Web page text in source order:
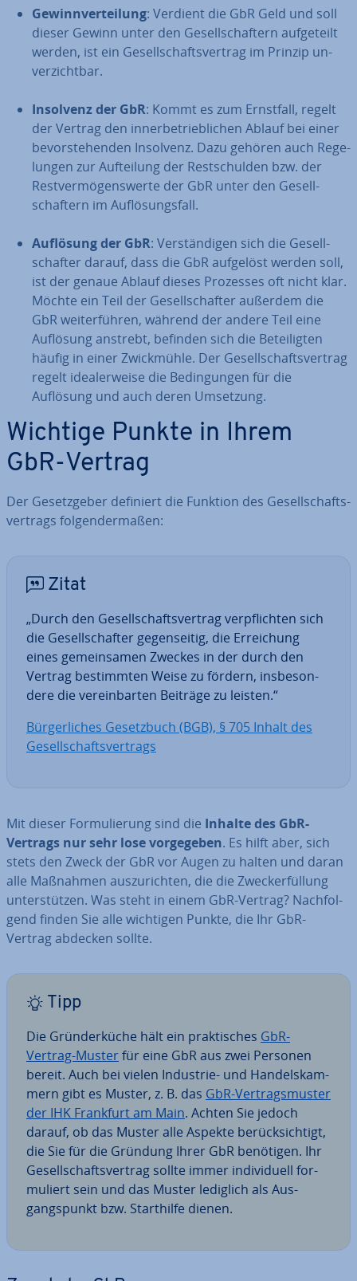
Ge­winn­ver­tei­lung: Verdient die GbR Geld und soll
dieser Gewinn unter den Ge­sell­schaf­tern auf­ge­teilt
werden, ist ein Ge­sell­schafts­ver­trag im Prinzip un­
ver­zicht­bar.
Insolvenz der GbR: Kommt es zum Ernstfall, regelt
der Vertrag den in­ner­be­trieb­li­chen Ablauf bei einer
be­vor­ste­hen­den Insolvenz. Dazu gehören auch Re­ge­
lun­gen zur Auf­tei­lung der Rest­schul­den bzw. der
Rest­ver­mö­gens­wer­te der GbR unter den Ge­sell­
schaf­tern im Auf­lö­sungs­fall.
Auflösung der GbR: Ver­stän­di­gen sich die Ge­sell­
schaf­ter darauf, dass die GbR aufgelöst werden soll,
ist der genaue Ablauf dieses Prozesses oft nicht klar.
Möchte ein Teil der Ge­sell­schaf­ter außerdem die
GbR wei­ter­füh­ren, während der andere Teil eine
Auflösung anstrebt, befinden sich die Be­tei­lig­ten
häufig in einer Zwick­müh­le. Der Ge­sell­schafts­ver­trag
regelt idea­ler­wei­se die Be­din­gun­gen für die
Auflösung und auch deren Umsetzung.
Wichtige Punkte in Ihrem
GbR-Vertrag
Der Ge­setz­ge­ber definiert die Funktion des Ge­sell­schafts­
ver­trags fol­gen­der­ma­ßen:
Zitat
„Durch den Ge­sell­schafts­ver­trag ver­pflich­ten sich
die Ge­sell­schaf­ter ge­gen­sei­tig, die Er­rei­chung
eines ge­mein­sa­men Zweckes in der durch den
Vertrag be­stimm­ten Weise zu fördern, ins­be­son­
de­re die ver­ein­bar­ten Beiträge zu leisten.“
Bür­ger­li­ches Ge­setz­buch (BGB), § 705 Inhalt des
Ge­sell­schafts­ver­trags
Mit dieser For­mu­lie­rung sind die Inhalte des GbR-
Vertrags nur sehr lose vor­ge­ge­ben. Es hilft aber, sich
stets den Zweck der GbR vor Augen zu halten und daran
alle Maßnahmen aus­zu­rich­ten, die die Zweck­erfül­lung
un­ter­stüt­zen. Was steht in einem GbR-Vertrag? Nach­fol­
gend finden Sie alle wichtigen Punkte, die Ihr GbR-
Vertrag abdecken sollte.
Tipp
Die Grün­der­kü­che hält ein prak­ti­sches GbR-
Vertrag-Musterfür eine GbR aus zwei Personen
bereit. Auch bei vielen Industrie- und Han­dels­kam­
mern gibt es Muster, z. B. das GbR-Ver­trags­mus­ter
der IHK Frankfurt am Main. Achten Sie jedoch
darauf, ob das Muster alle Aspekte be­rück­sich­tigt,
die Sie für die Gründung Ihrer GbR benötigen. Ihr
Ge­sell­schafts­ver­trag sollte immer in­di­vi­du­ell for­
mu­liert sein und das Muster lediglich als Aus­
gangs­punkt bzw. Start­hil­fe dienen.